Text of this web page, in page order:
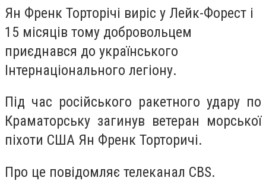
Ян Френк Торторічі виріс у Лейк-Форест і
15 місяців тому добровольцем
приєднався до українського
Інтернаціонального легіону.
Під час російського ракетного удару по
Краматорську загинув ветеран морської
піхоти США Ян Френк Торторичі.
Про це повідомляє телеканал CBS.